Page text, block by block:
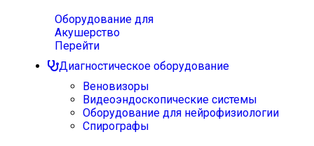
Оборудование для
Акушерство
Перейти
Диагностическое оборудование
Веновизоры
Видеоэндоскопические системы
Оборудование для нейрофизиологии
Спирографы